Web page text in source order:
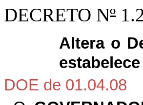
DECRETO Nº
Altera o
DOE de 01.04.08